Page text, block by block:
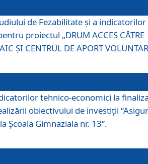
de Fezabilitate și a indicatorilor
proiectul „DRUM ACCES CĂTRE
ȘI CENTRUL DE APORT
tehnico-economici la
obiectivului de investiții
Școala Gimnaziala nr. 13“.